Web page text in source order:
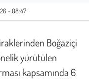
- 08:47
Boğaziçi
yürütülen
kapsamında 6